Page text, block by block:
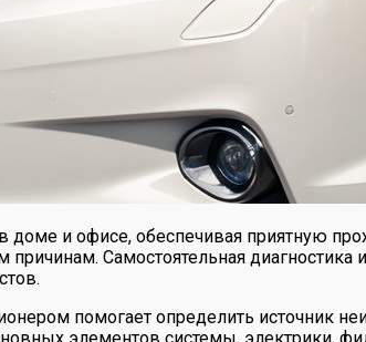
и офисе, обеспечивая приятную
Самостоятельная
помогает определить источник
элементов системы, электрики,